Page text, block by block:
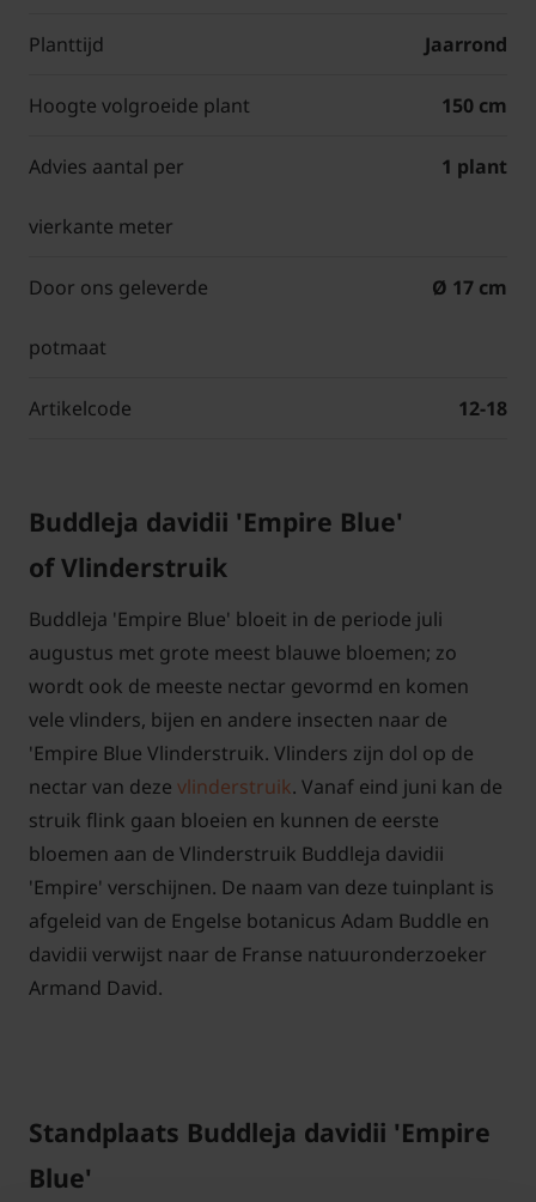
Planttijd Jaarrond
Hoogte volgroeide plant 150 cm
Advies aantal per
vierkante meter
1 plant
Door ons geleverde
potmaat
Ø 17 cm
Artikelcode 12-18
Buddleja davidii 'Empire Blue'
of Vlinderstruik
Buddleja 'Empire Blue' bloeit in de periode juli
augustus met grote meest blauwe bloemen; zo
wordt ook de meeste nectar gevormd en komen
vele vlinders, bijen en andere insecten naar de
'Empire Blue Vlinderstruik. Vlinders zijn dol op de
nectar van deze vlinderstruik. Vanaf eind juni kan de
struik flink gaan bloeien en kunnen de eerste
bloemen aan de Vlinderstruik Buddleja davidii
'Empire' verschijnen. De naam van deze tuinplant is
afgeleid van de Engelse botanicus Adam Buddle en
davidii verwijst naar de Franse natuuronderzoeker
Armand David.
Standplaats Buddleja davidii 'Empire
Blue'